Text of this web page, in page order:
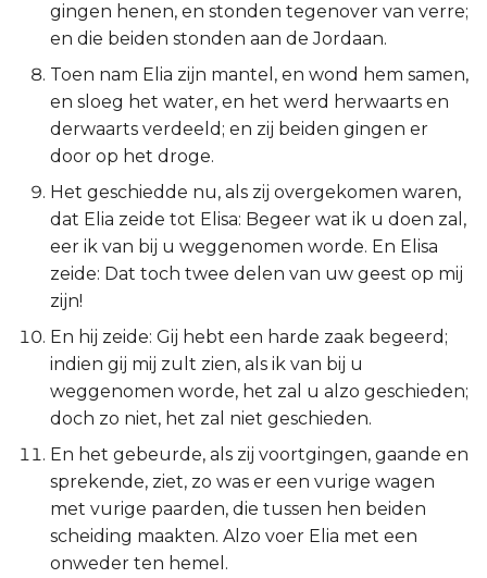
Hebreeën
Jakobus
1 Petrus
2 Petrus
1 Johannes
2 Johannes
3 Johannes
Judas
Openbaring
gingen henen, en stonden tegenover van verre;
en die beiden stonden aan de Jordaan.
Toen nam Elia zijn mantel, en wond hem samen,
en sloeg het water, en het werd herwaarts en
derwaarts verdeeld; en zij beiden gingen er
door op het droge.
Het geschiedde nu, als zij overgekomen waren,
dat Elia zeide tot Elisa: Begeer wat ik u doen zal,
eer ik van bij u weggenomen worde. En Elisa
zeide: Dat toch twee delen van uw geest op mij
zijn!
En hij zeide: Gij hebt een harde zaak begeerd;
indien gij mij zult zien, als ik van bij u
weggenomen worde, het zal u alzo geschieden;
doch zo niet, het zal niet geschieden.
En het gebeurde, als zij voortgingen, gaande en
sprekende, ziet, zo was er een vurige wagen
met vurige paarden, die tussen hen beiden
scheiding maakten. Alzo voer Elia met een
onweder ten hemel.